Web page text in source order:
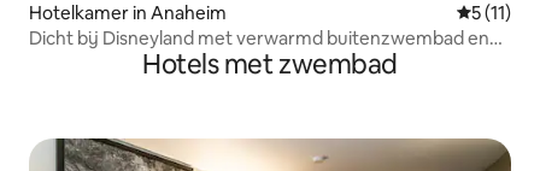
Hotelkamer in Anaheim
5 (11)
Dicht bij Disneyland met verwarmd buitenzwembad en
Hotels met zwembad